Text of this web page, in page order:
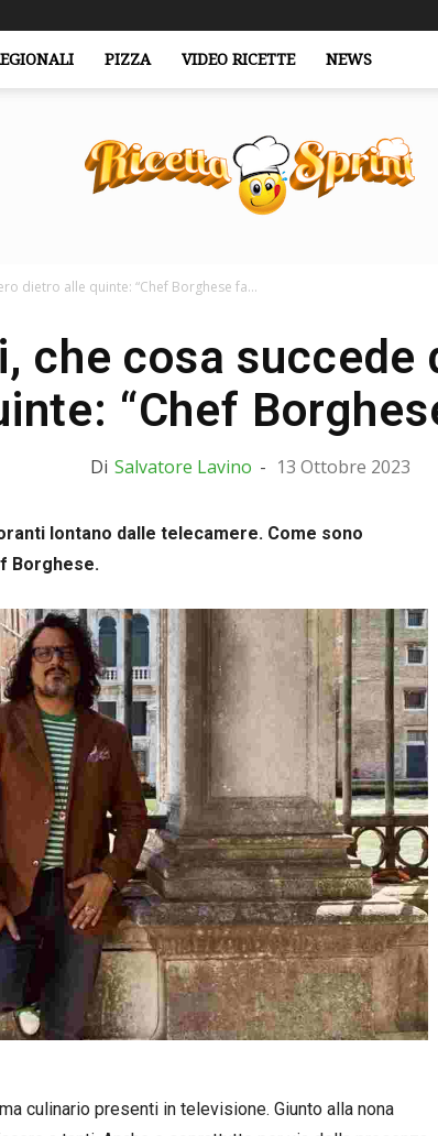
PIZZA VIDEO RICETTE NEWS
dietro alle quinte: “Chef Borghese fa...
che cosa succede
“Chef
Di Salvatore Lavino - 13 Ottobre 2023
lontano dalle telecamere. Come sono
Borghese.
culinario presenti in televisione. Giunto alla nona